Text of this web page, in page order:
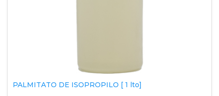
PALMITATO DE ISOPROPILO [ 1 lto]